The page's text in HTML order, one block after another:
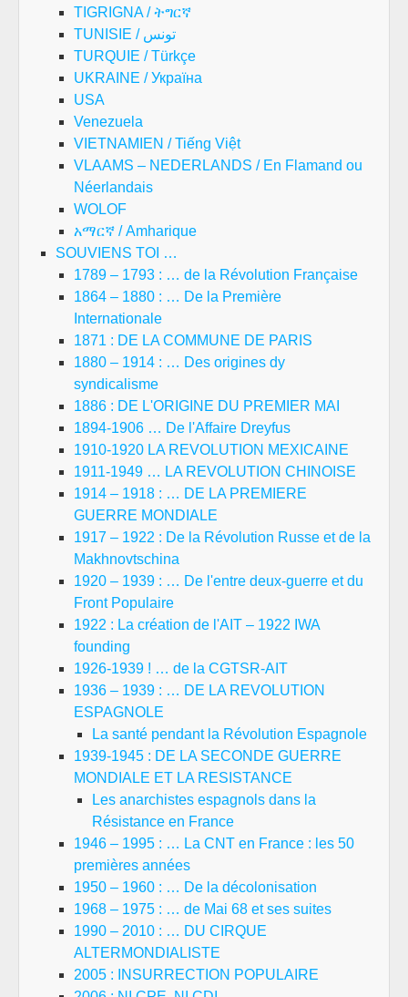
TIGRIGNA / ትግርኛ
TUNISIE / تونس
TURQUIE / Türkçe
UKRAINE / Україна
USA
Venezuela
VIETNAMIEN / Tiếng Việt
VLAAMS – NEDERLANDS / En Flamand ou
Néerlandais
WOLOF
አማርኛ / Amharique
SOUVIENS TOI …
1789 – 1793 : … de la Révolution Française
1864 – 1880 : … De la Première
Internationale
1871 : DE LA COMMUNE DE PARIS
1880 – 1914 : … Des origines dy
syndicalisme
1886 : DE L'ORIGINE DU PREMIER MAI
1894-1906 … De l'Affaire Dreyfus
1910-1920 LA REVOLUTION MEXICAINE
1911-1949 … LA REVOLUTION CHINOISE
1914 – 1918 : … DE LA PREMIERE
GUERRE MONDIALE
1917 – 1922 : De la Révolution Russe et de la
Makhnovtschina
1920 – 1939 : … De l'entre deux-guerre et du
Front Populaire
1922 : La création de l'AIT – 1922 IWA
founding
1926-1939 ! … de la CGTSR-AIT
1936 – 1939 : … DE LA REVOLUTION
ESPAGNOLE
La santé pendant la Révolution Espagnole
1939-1945 : DE LA SECONDE GUERRE
MONDIALE ET LA RESISTANCE
Les anarchistes espagnols dans la
Résistance en France
1946 – 1995 : … La CNT en France : les 50
premières années
1950 – 1960 : … De la décolonisation
1968 – 1975 : … de Mai 68 et ses suites
1990 – 2010 : … DU CIRQUE
ALTERMONDIALISTE
2005 : INSURRECTION POPULAIRE